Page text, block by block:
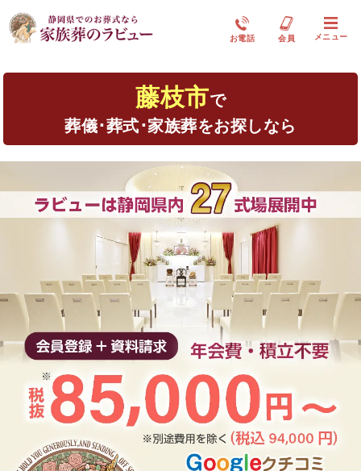
お電話 会員 メニュー
藤枝市で
葬儀･葬式･家族葬をお探しなら